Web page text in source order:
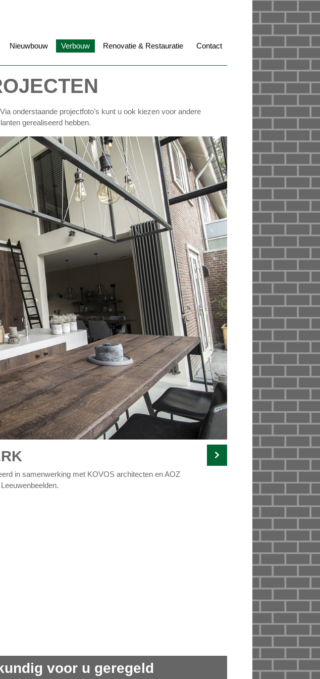
Nieuwbouw Verbouw Renovatie & Restauratie Contact
onderstaande projectfoto’s kunt u ook kiezen voor andere
gerealiseerd hebben.
in samenwerking met KOVOS architecten en AOZ
voor u geregeld